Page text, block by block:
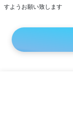
すようお願い致します